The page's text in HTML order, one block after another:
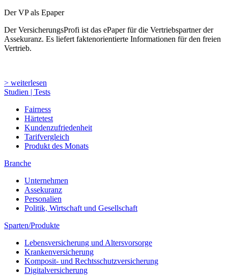
Der VP als Epaper
Der VersicherungsProfi ist das ePaper für die Vertriebspartner der
Assekuranz. Es liefert faktenorientierte Informationen für den freien
Vertrieb.
> weiterlesen
Studien | Tests
Fairness
Härtetest
Kundenzufriedenheit
Tarifvergleich
Produkt des Monats
Branche
Unternehmen
Assekuranz
Personalien
Politik, Wirtschaft und Gesellschaft
Sparten/Produkte
Lebensversicherung und Altersvorsorge
Krankenversicherung
Komposit- und Rechtsschutzversicherung
Digitalversicherung